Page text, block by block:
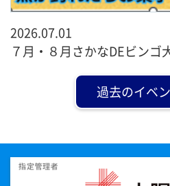
2026.07.01
７月・８月さかなDEビンゴ
過去のイベ